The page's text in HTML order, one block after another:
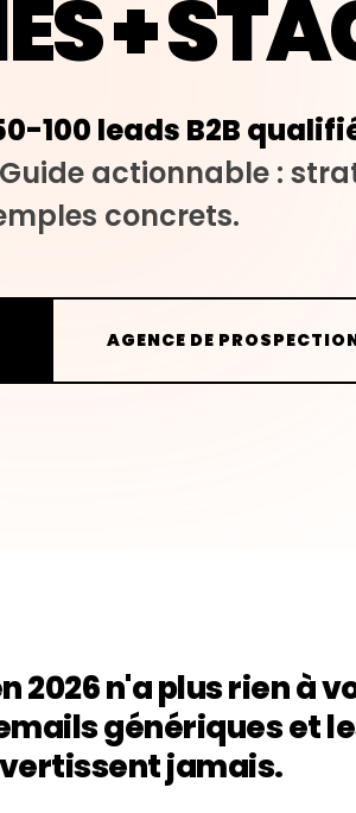
+
100 leads B2B
actionnable :
concrets.
AGENCE DE
2026 n'a plus rien à
génériques et
jamais.